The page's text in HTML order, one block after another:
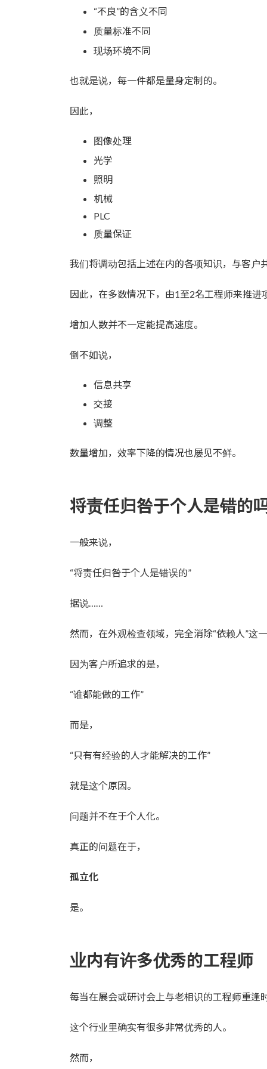
“不良”的含义不同
质量标准不同
现场环境不同
也就是说，每一件都是量身定制的。
因此，
图像处理
光学
照明
机械
PLC
质量保证
我们将调动包括上述在内的各项知识，与客户
因此，在多数情况下，由1至2名工程师来推进
增加人数并不一定能提高速度。
倒不如说，
信息共享
交接
调整
数量增加，效率下降的情况也屡见不鲜。
将责任归咎于个人是错的
一般来说，
“将责任归咎于个人是错误的”
据说……
然而，在外观检查领域，完全消除“依赖人”这
因为客户所追求的是，
“谁都能做的工作”
而是，
“只有有经验的人才能解决的工作”
就是这个原因。
问题并不在于个人化。
真正的问题在于，
孤立化
是。
业内有许多优秀的工程师
每当在展会或研讨会上与老相识的工程师重逢
这个行业里确实有很多非常优秀的人。
然而，